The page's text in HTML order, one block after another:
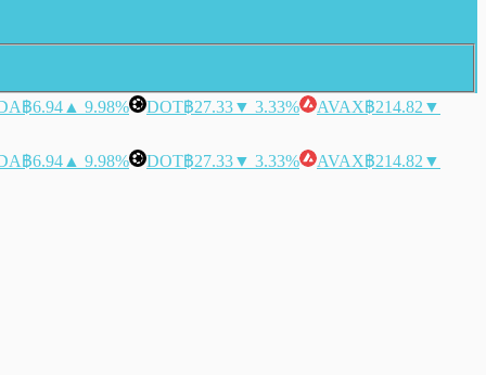
฿6.94 ▲ 9.98% DOT฿27.33▼ 3.33% AVAX฿214.82 ▼
฿6.94 ▲ 9.98% DOT฿27.33▼ 3.33% AVAX฿214.82 ▼